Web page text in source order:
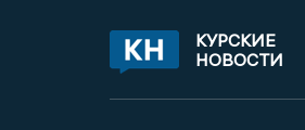
КУРСКИЕ
НОВОСТИ